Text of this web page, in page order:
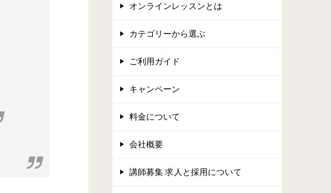
オンラインレッスンとは
カテゴリーから選ぶ
ご利用ガイド
キャンペーン
料金について
会社概要
講師募集 求人と採用について